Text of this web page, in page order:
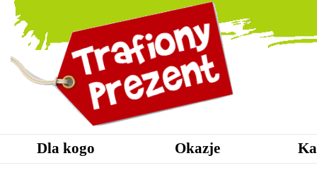
Dla kogo Okazje